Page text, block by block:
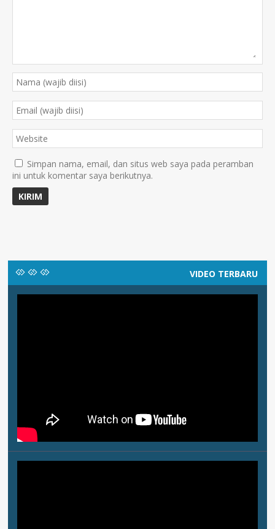
Simpan nama, email, dan situs web saya pada peramban
ini untuk komentar saya berikutnya.
VIDEO TERBARU